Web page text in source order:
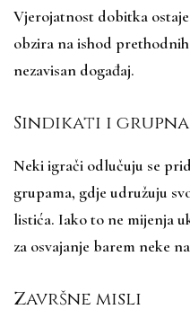
Vjerojatnost dobitka ostaje
obzira na ishod
nezavisan događaj.
Sindikati i
Neki igrači odlučuju se
grupama, gdje udružuju
listića. Iako to ne mijenja
za osvajanje barem neke
Završne misli